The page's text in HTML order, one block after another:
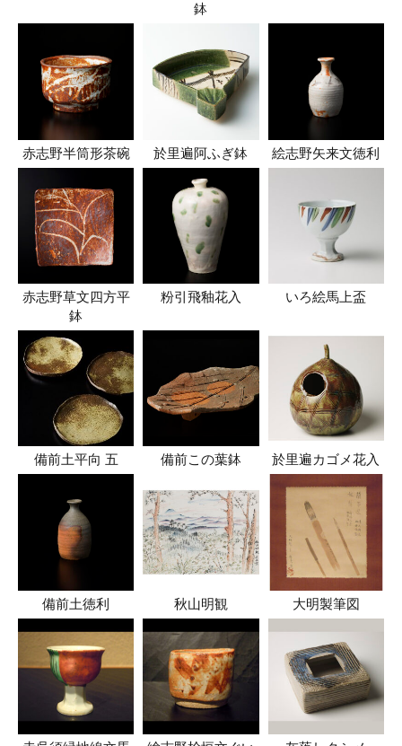
鉢
赤志野半筒形茶碗 於里遍阿ふぎ鉢 絵志野矢来文徳利
赤志野草文四方平
鉢
粉引飛釉花入 いろ絵馬上盃
備前土平向 五 備前この葉鉢 於里遍カゴメ花入
備前土徳利 秋山明観 大明製筆図